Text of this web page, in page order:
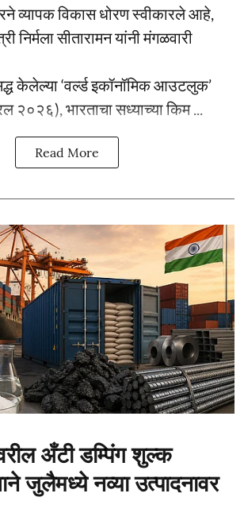
व्यापक विकास धोरण स्वीकारले आहे,
निर्मला सीतारामन यांनी मंगळवारी
केलेल्या ‘वर्ल्ड इकॉनॉमिक आउटलुक’
२०२६), भारताचा सध्याच्या किम ...
Read More
अँटी डम्पिंग शुल्क
जुलैमध्ये नव्या उत्पादनावर